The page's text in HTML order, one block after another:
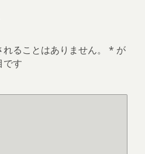
ることはありません。 * が
です